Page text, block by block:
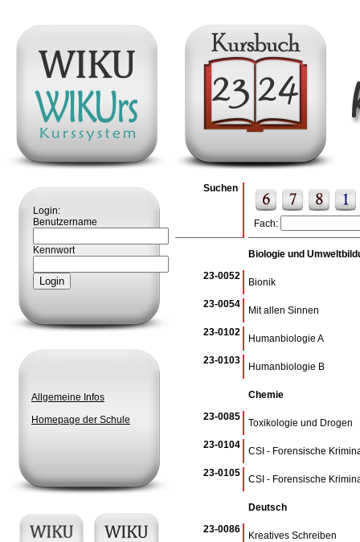
Login:
Benutzername
Kennwort
Allgemeine Infos
Homepage der Schule
Suchen
Fach:
Biologie und
23-0052
Bionik
23-0054
Mit allen Sinnen
23-0102
Humanbiologie A
23-0103
Humanbiologie B
Chemie
23-0085
Toxikologie und Drogen
23-0104
CSI - Forensische
23-0105
CSI - Forensische
Deutsch
23-0086
Kreatives Schreiben